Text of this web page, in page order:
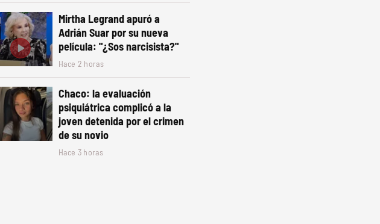
Mirtha Legrand apuró a
Adrián Suar por su nueva
película: "¿Sos narcisista?"
Hace 2 horas
Chaco: la evaluación
psiquiátrica complicó a la
joven detenida por el crimen
de su novio
Hace 3 horas